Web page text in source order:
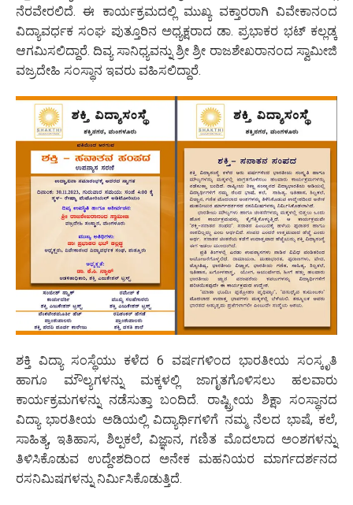
ನೆರವೇರಲಿದೆ. ಈ ಕಾರ್ಯಕ್ರಮದಲ್ಲಿ ಮುಖ್ಯ ವಕ್ತಾರರಾಗಿ ವಿವೇಕಾನಂದ
ವಿದ್ಯಾವರ್ಧಕ ಸಂಘ ಪುತ್ತೂರಿನ ಅಧ್ಯಕ್ಷರಾದ ಡಾ. ಪ್ರಭಾಕರ ಭಟ್ ಕಲ್ಲಡ್ಕ
ಆಗಮಿಸಲಿದ್ದಾರೆ. ದಿವ್ಯ ಸಾನಿಧ್ಯವನ್ನು ಶ್ರೀ ಶ್ರೀ ರಾಜಶೇಖರಾನಂದ ಸ್ವಾಮೀಜಿ
ವಜ್ರದೇಹಿ ಸಂಸ್ಥಾನ ಇವರು ವಹಿಸಲಿದ್ದಾರೆ.
ಶಕ್ತಿ ವಿದ್ಯಾ ಸಂಸ್ಥೆಯು ಕಳೆದ 6 ವರ್ಷಗಳಿಂದ ಭಾರತೀಯ ಸಂಸ್ಕೃತಿ
ಹಾಗೂ ಮೌಲ್ಯಗಳನ್ನು ಮಕ್ಕಳಲ್ಲಿ ಜಾಗೃತಗೊಳಿಸಲು ಹಲವಾರು
ಕಾರ್ಯಕ್ರಮಗಳನ್ನು ನಡೆಸುತ್ತಾ ಬಂದಿದೆ. ರಾಷ್ಟ್ರೀಯ ಶಿಕ್ಷಾ ಸಂಸ್ಥಾನದ
ವಿದ್ಯಾ ಭಾರತೀಯ ಅಡಿಯಲ್ಲಿ ವಿದ್ಯಾರ್ಥಿಗಳಿಗೆ ನಮ್ಮ ನೆಲದ ಭಾಷೆ, ಕಲೆ,
ಸಾಹಿತ್ಯ, ಇತಿಹಾಸ, ಶಿಲ್ಪಕಲೆ, ವಿಜ್ಞಾನ, ಗಣಿತ ಮೊದಲಾದ ಅಂಶಗಳನ್ನು
ತಿಳಿಸಿಕೊಡುವ ಉದ್ದೇಶದಿಂದ ಅನೇಕ ಮಹನಿಯರ ಮಾರ್ಗದರ್ಶನದ
ರಸನಿಮಿಷಗಳನ್ನು ನಿರ್ಮಿಸಿಕೊಡುತ್ತಿದೆ.